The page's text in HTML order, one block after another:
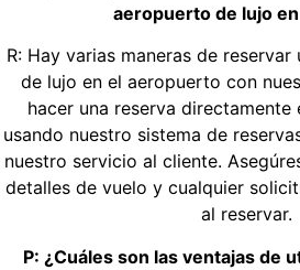
aeropuerto de lujo
R: Hay varias maneras de
de lujo en el aeropuerto con
hacer una reserva
usando nuestro sistema de
nuestro servicio al cliente.
detalles de vuelo y cualquier
al reservar.
P: ¿Cuáles son las ventajas de